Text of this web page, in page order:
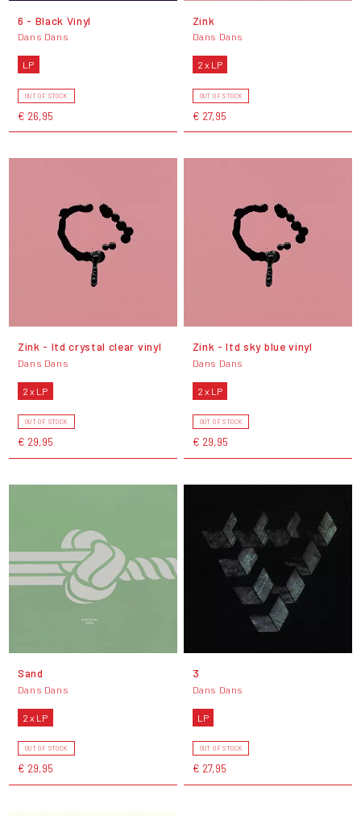
6 - Black Vinyl
Dans Dans
LP
OUT OF STOCK
€ 26,95
Zink
Dans Dans
2 x LP
OUT OF STOCK
€ 27,95
Zink - ltd crystal clear vinyl
Dans Dans
2 x LP
OUT OF STOCK
€ 29,95
Zink - ltd sky blue vinyl
Dans Dans
2 x LP
OUT OF STOCK
€ 29,95
Sand
Dans Dans
2 x LP
OUT OF STOCK
€ 29,95
3
Dans Dans
LP
OUT OF STOCK
€ 27,95